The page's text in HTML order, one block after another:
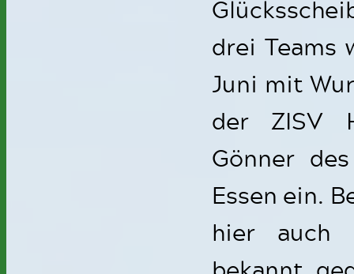
drei Teams
Juni mit
der ZISV
Gönner
Essen ein.
hier auch